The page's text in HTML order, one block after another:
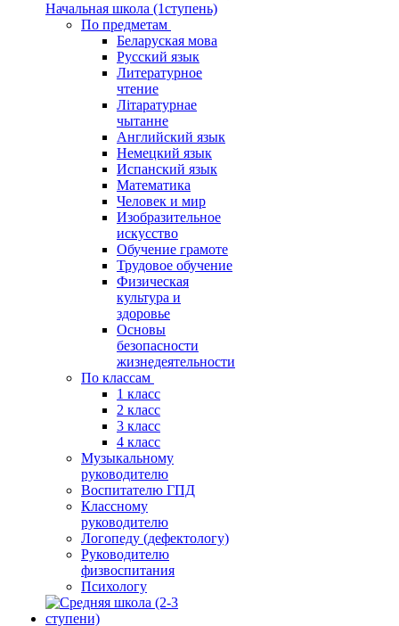
Начальная школа (1ступень)
По предметам
Беларуская мова
Русский язык
Литературное
чтение
Літаратурнае
чытанне
Английский язык
Немецкий язык
Испанский язык
Математика
Человек и мир
Изобразительное
искусство
Обучение грамоте
Трудовое обучение
Физическая
культура и
здоровье
Основы
безопасности
жизнедеятельности
По классам
1 класс
2 класс
3 класс
4 класс
Музыкальному
руководителю
Воспитателю ГПД
Классному
руководителю
Логопеду (дефектологу)
Руководителю
физвоспитания
Психологу